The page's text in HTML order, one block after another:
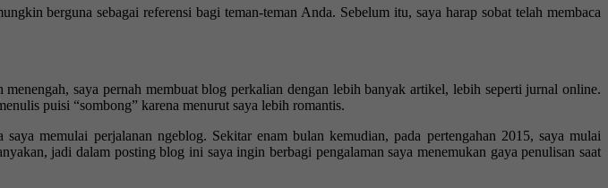
berguna sebagai referensi bagi teman-teman Anda. Sebelum itu, saya harap sobat telah membaca
saya pernah membuat blog perkalian dengan lebih banyak artikel, lebih seperti jurnal online.
puisi “sombong” karena menurut saya lebih romantis.
memulai perjalanan ngeblog. Sekitar enam bulan kemudian, pada pertengahan 2015, saya mulai
jadi dalam posting blog ini saya ingin berbagi pengalaman saya menemukan gaya penulisan saat